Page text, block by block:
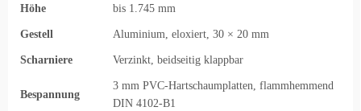
Höhe bis 1.745 mm
Gestell Aluminium, eloxiert, 30 × 20 mm
Scharniere Verzinkt, beidseitig klappbar
Bespannung
3 mm PVC-Hartschaumplatten, flammhemmend
DIN 4102-B1